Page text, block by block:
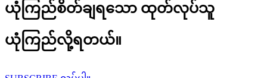
ယုံကြည်စိတ်ချရသော ထုတ်လုပ်သူ
ယုံကြည်လို့ရတယ်။